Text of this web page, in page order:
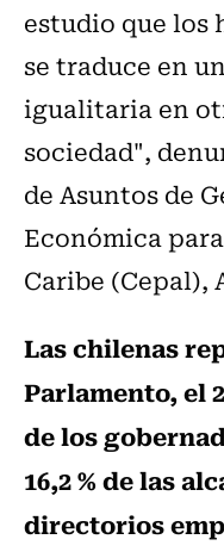
estudio que los
se traduce en
igualitaria en
sociedad",
de Asuntos de
Económica
Caribe (Cepal),
Las chilenas
Parlamento, el
de los
16,2 % de las
directorios